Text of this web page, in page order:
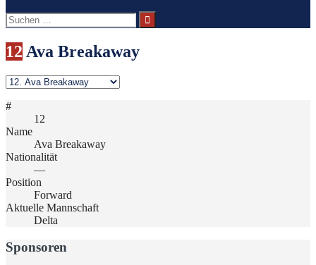
Suchen
nach:
12 Ava Breakaway
#
12
Name
Ava Breakaway
Nationalität
—
Position
Forward
Aktuelle Mannschaft
Delta
Sponsoren